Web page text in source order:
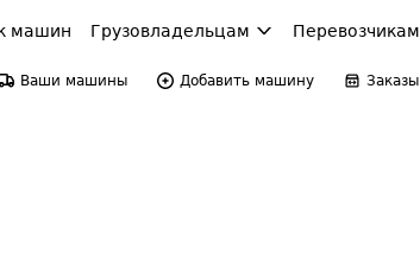
машин Грузовладельцам Перевозчикам
Ваши машины Добавить машину Заказы